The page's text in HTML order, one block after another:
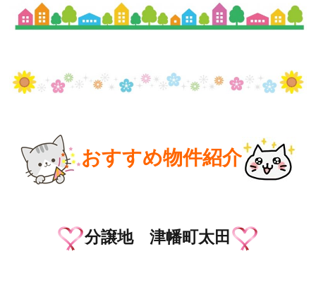
おすすめ物件紹介
分譲地 津幡町太田